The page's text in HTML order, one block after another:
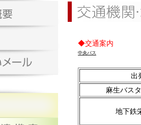
◆交通案内
中央バス
出
麻生バス
地下鉄